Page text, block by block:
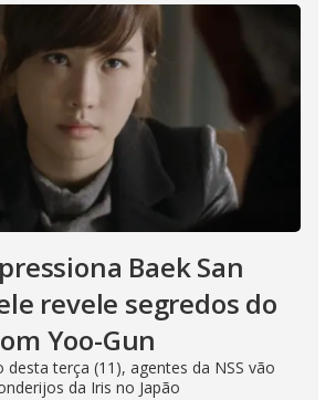
Baek San
revele segredos do
Yoo-Gun
desta terça (11), agentes da NSS vão
da Iris no Japão